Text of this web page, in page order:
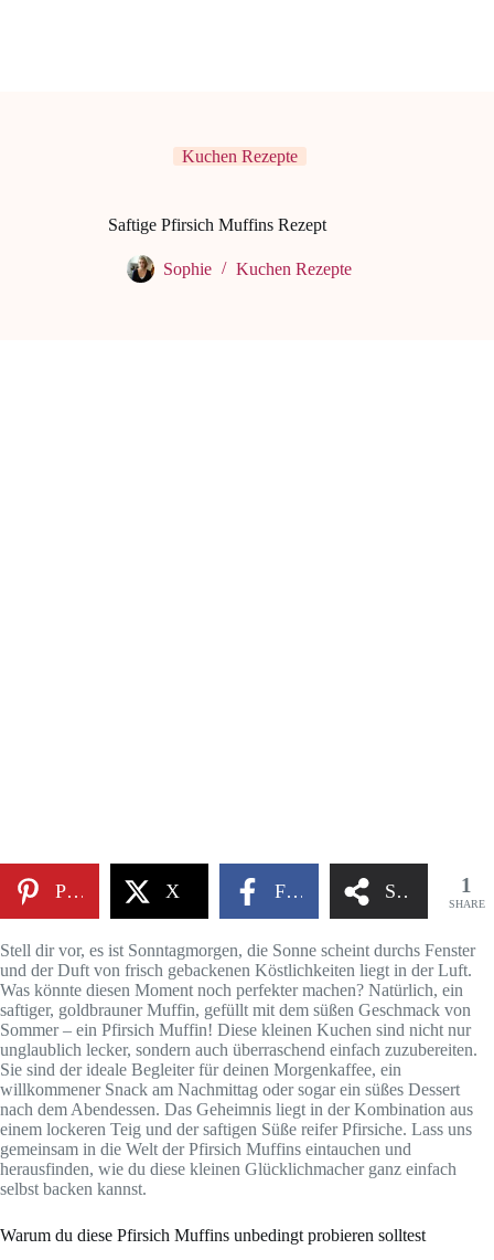
Kuchen Rezepte
Saftige Pfirsich Muffins Rezept
Sophie Kuchen Rezepte
Pinterest X Facebook Share 1
SHARE
Stell dir vor, es ist Sonntagmorgen, die Sonne scheint durchs Fenster
und der Duft von frisch gebackenen Köstlichkeiten liegt in der Luft.
Was könnte diesen Moment noch perfekter machen? Natürlich, ein
saftiger, goldbrauner Muffin, gefüllt mit dem süßen Geschmack von
Sommer – ein Pfirsich Muffin! Diese kleinen Kuchen sind nicht nur
unglaublich lecker, sondern auch überraschend einfach zuzubereiten.
Sie sind der ideale Begleiter für deinen Morgenkaffee, ein
willkommener Snack am Nachmittag oder sogar ein süßes Dessert
nach dem Abendessen. Das Geheimnis liegt in der Kombination aus
einem lockeren Teig und der saftigen Süße reifer Pfirsiche. Lass uns
gemeinsam in die Welt der Pfirsich Muffins eintauchen und
herausfinden, wie du diese kleinen Glücklichmacher ganz einfach
selbst backen kannst.
Warum du diese Pfirsich Muffins unbedingt probieren solltest